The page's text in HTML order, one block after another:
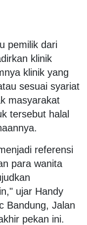
pemilik dari
klinik
klinik yang
sesuai syariat
masyarakat
tersebut halal
referensi
para wanita
ujar Handy
Bandung, Jalan
pekan ini.